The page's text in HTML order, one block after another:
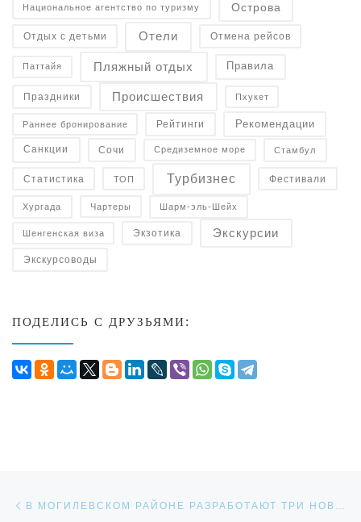
Национальное агентство по туризму Острова
Отдых с детьми Отели Отмена рейсов
Паттайя Пляжный отдых Правила
Праздники Происшествия Пхукет
Раннее бронирование Рейтинги Рекомендации
Санкции Сочи Средиземное море Стамбул
Статистика ТОП Турбизнес Фестивали
Хургада Чартеры Шарм-эль-Шейх
Шенгенская виза Экзотика Экскурсии
Экскурсоводы
ПОДЕЛИСЬ С ДРУЗЬЯМИ: